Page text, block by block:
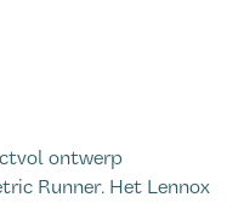
ontwerp
Runner. Het Lennox